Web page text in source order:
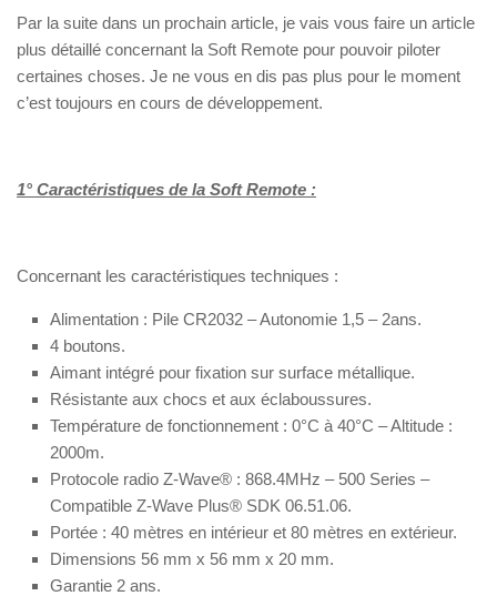
Par la suite dans un prochain article, je vais vous faire un article
plus détaillé concernant la Soft Remote pour pouvoir piloter
certaines choses. Je ne vous en dis pas plus pour le moment
c’est toujours en cours de développement.
1° Caractéristiques de la Soft Remote :
Concernant les caractéristiques techniques :
Alimentation : Pile CR2032 – Autonomie 1,5 – 2ans.
4 boutons.
Aimant intégré pour fixation sur surface métallique.
Résistante aux chocs et aux éclaboussures.
Température de fonctionnement : 0°C à 40°C – Altitude :
2000m.
Protocole radio Z-Wave® : 868.4MHz – 500 Series –
Compatible Z-Wave Plus® SDK 06.51.06.
Portée : 40 mètres en intérieur et 80 mètres en extérieur.
Dimensions 56 mm x 56 mm x 20 mm.
Garantie 2 ans.